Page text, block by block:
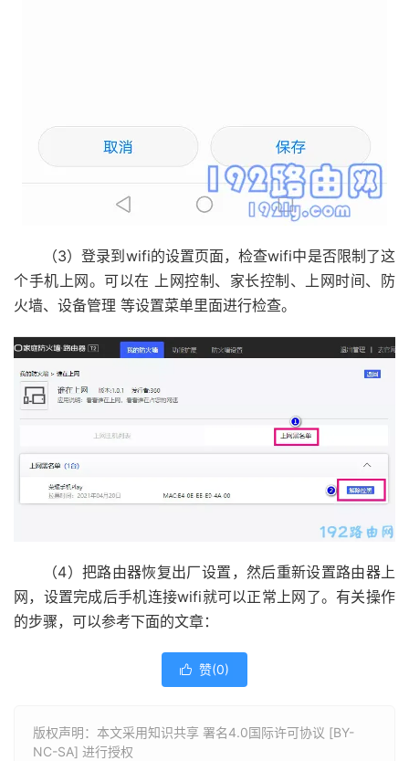
（3）登录到wifi的设置页面，检查wifi中是否限制了这
个手机上网。可以在 上网控制、家长控制、上网时间、防
火墙、设备管理 等设置菜单里面进行检查。
（4）把路由器恢复出厂设置，然后重新设置路由器上
网，设置完成后手机连接wifi就可以正常上网了。有关操作
的步骤，可以参考下面的文章：
 赞(0)
版权声明：本文采用知识共享 署名4.0国际许可协议 [BY-
NC-SA] 进行授权